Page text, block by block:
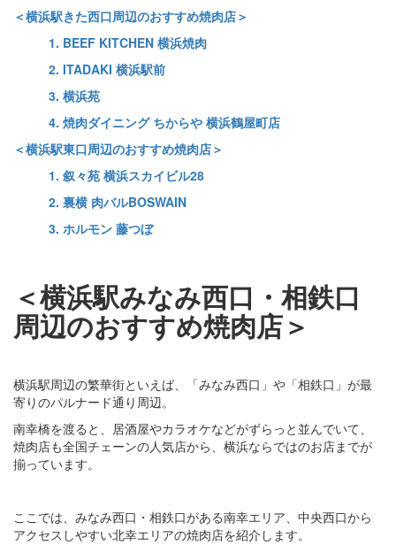
＜横浜駅きた西口周辺のおすすめ焼肉店＞
1. BEEF KITCHEN 横浜焼肉
2. ITADAKI 横浜駅前
3. 横浜苑
4. 焼肉ダイニング ちからや 横浜鶴屋町店
＜横浜駅東口周辺のおすすめ焼肉店＞
1. 叙々苑 横浜スカイビル28
2. 裏横 肉バルBOSWAIN
3. ホルモン 藤つぼ
＜横浜駅みなみ西口・相鉄口
周辺のおすすめ焼肉店＞
横浜駅周辺の繁華街といえば、「みなみ西口」や「相鉄口」が最
寄りのパルナード通り周辺。
南幸橋を渡ると、居酒屋やカラオケなどがずらっと並んでいて、
焼肉店も全国チェーンの人気店から、横浜ならではのお店までが
揃っています。
ここでは、みなみ西口・相鉄口がある南幸エリア、中央西口から
アクセスしやすい北幸エリアの焼肉店を紹介します。